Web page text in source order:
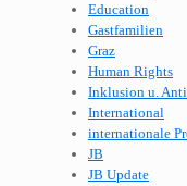
Education
Gastfamilien
Graz
Human Rights
Inklusion u.
International
internationale
JB
JB Update